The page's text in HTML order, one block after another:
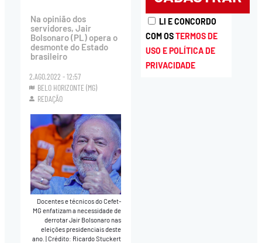
Na opinião dos
servidores, Jair
Bolsonaro (PL) opera o
desmonte do Estado
brasileiro
2.AGO.2022 - 12:57
BELO HORIZONTE (MG)
REDAÇÃO
Docentes e técnicos do Cefet-
MG enfatizam a necessidade de
derrotar Jair Bolsonaro nas
eleições presidenciais deste
ano.|Crédito: Ricardo Stuckert
LI E CONCORDO
COM OSTERMOS DE
USO E POLÍTICA DE
PRIVACIDADE